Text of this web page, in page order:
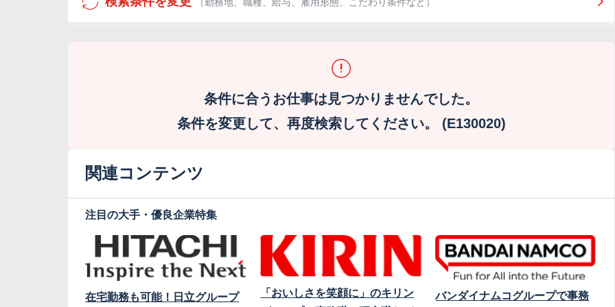
条件に合うお仕事は見つかりませんでした。
条件を変更して、再度検索してください。 (E130020)
関連コンテンツ
注目の大手・優良企業特集
在宅勤務も可能！日立グループ
「おいしさを笑顔に」のキリン
バンダイナムコグループで事務